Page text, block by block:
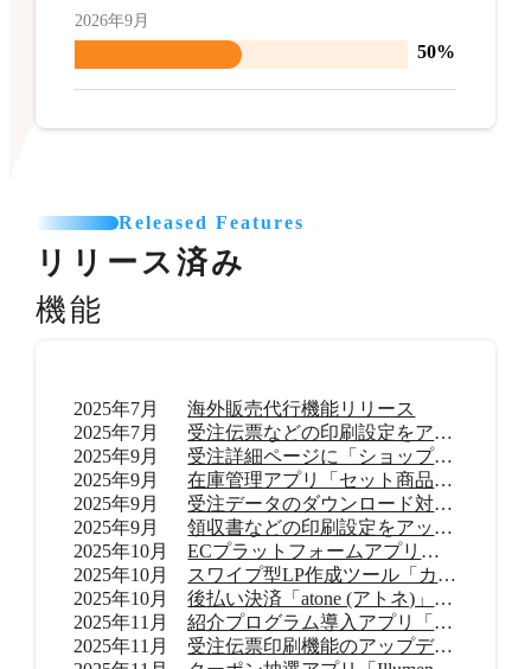
2026年9月
50%
Released Features
リリース済み
機能
2025年7月
海外販売代行機能リリース
2025年7月
受注伝票などの印刷設定をアップデート
2025年9月
受注詳細ページに「ショップ内メモ」機能を追加
2025年9月
在庫管理アプリ「セット商品在庫管理 byらくらく在庫」リリース
2025年9月
受注データのダウンロード対応範囲を拡大
2025年9月
領収書などの印刷設定をアップデート
2025年10月
ECプラットフォームアプリ「TikTok shop」リリース
2025年10月
スワイプ型LP作成ツール「カラーミーモーションLP」提供開始
2025年10月
後払い決済「atone (アトネ)」提供開始
2025年11月
紹介プログラム導入アプリ「Letters（レターズ）」リリース
2025年11月
受注伝票印刷機能のアップデート